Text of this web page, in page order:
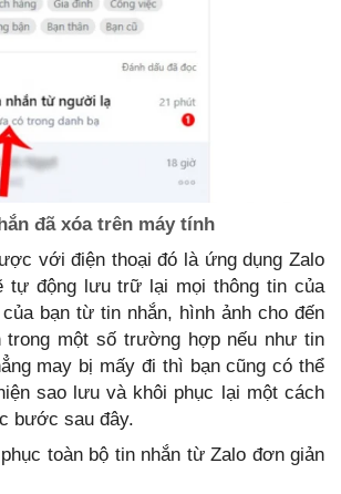
đã xóa trên máy tính
với điện thoại đó là ứng dụng Zalo
tự động lưu trữ lại mọi thông tin của
bạn từ tin nhắn, hình ảnh cho đến
trong một số trường hợp nếu như tin
may bị mấy đi thì bạn cũng có thể
sao lưu và khôi phục lại một cách
bước sau đây.
toàn bộ tin nhắn từ Zalo đơn giản